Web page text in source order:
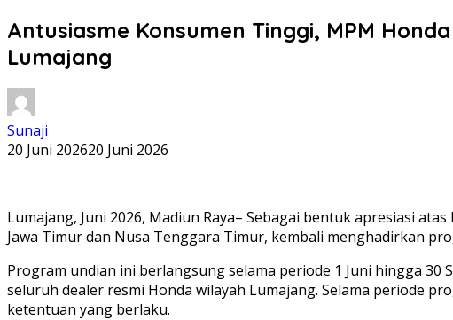
Antusiasme Konsumen Tinggi, MPM
Lumajang
Sunaji
20 Juni 202620 Juni 2026
Lumajang, Juni 2026, Madiun Raya– Sebagai bentuk apresiasi
Jawa Timur dan Nusa Tenggara Timur, kembali menghadirkan
Program undian ini berlangsung selama periode 1 Juni hingga
seluruh dealer resmi Honda wilayah Lumajang. Selama periode
ketentuan yang berlaku.